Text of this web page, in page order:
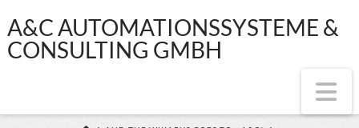
A&C
A&C AUTOMATIONSSYSTEME &
CONSULTING GMBH